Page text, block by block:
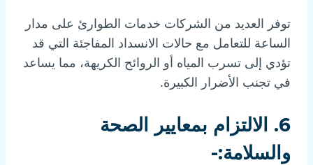
توفر العديد من الشركات خدمات الطوارئ على مدار
الساعة للتعامل مع حالات الانسداد المفاجئة التي قد
تؤدي إلى تسرب المياه أو الروائح الكريهة، مما يساعد
في تجنب الأضرار الكبيرة.
6. الالتزام بمعايير الصحة
والسلامة:-